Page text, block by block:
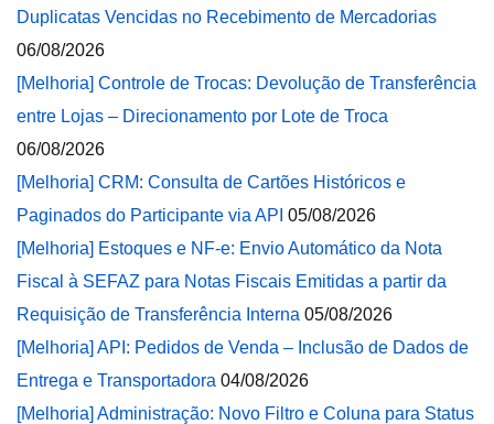
Duplicatas Vencidas no Recebimento de Mercadorias
06/08/2026
[Melhoria] Controle de Trocas: Devolução de Transferência
entre Lojas – Direcionamento por Lote de Troca
06/08/2026
[Melhoria] CRM: Consulta de Cartões Históricos e
Paginados do Participante via API 05/08/2026
[Melhoria] Estoques e NF-e: Envio Automático da Nota
Fiscal à SEFAZ para Notas Fiscais Emitidas a partir da
Requisição de Transferência Interna 05/08/2026
[Melhoria] API: Pedidos de Venda – Inclusão de Dados de
Entrega e Transportadora 04/08/2026
[Melhoria] Administração: Novo Filtro e Coluna para Status